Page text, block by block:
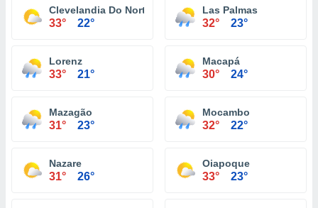
Clevelandia Do Norte
33° 22°
Las Palmas
32° 23°
Lorenz
33° 21°
Macapá
30° 24°
Mazagão
31° 23°
Mocambo
32° 22°
Nazare
31° 26°
Oiapoque
33° 23°